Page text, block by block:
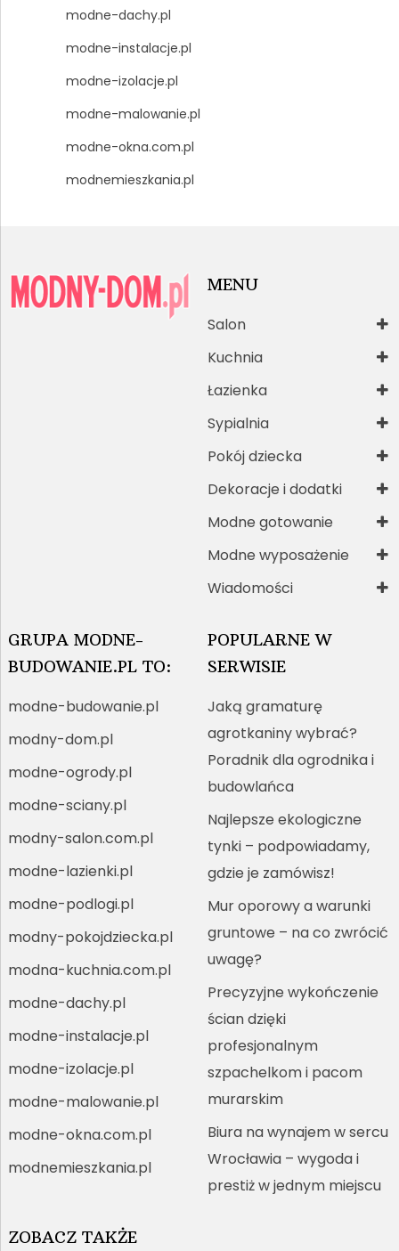
modne-dachy.pl
modne-instalacje.pl
modne-izolacje.pl
modne-malowanie.pl
modne-okna.com.pl
modnemieszkania.pl
MENU
Salon
Kuchnia
Łazienka
Sypialnia
Pokój dziecka
Dekoracje i dodatki
Modne gotowanie
Modne wyposażenie
Wiadomości
GRUPA MODNE-
BUDOWANIE.PL TO:
modne-budowanie.pl
modny-dom.pl
modne-ogrody.pl
modne-sciany.pl
modny-salon.com.pl
modne-lazienki.pl
modne-podlogi.pl
modny-pokojdziecka.pl
modna-kuchnia.com.pl
modne-dachy.pl
modne-instalacje.pl
modne-izolacje.pl
modne-malowanie.pl
modne-okna.com.pl
modnemieszkania.pl
POPULARNE W
SERWISIE
Jaką gramaturę
agrotkaniny wybrać?
Poradnik dla ogrodnika i
budowlańca
Najlepsze ekologiczne
tynki – podpowiadamy,
gdzie je zamówisz!
Mur oporowy a warunki
gruntowe – na co zwrócić
uwagę?
Precyzyjne wykończenie
ścian dzięki
profesjonalnym
szpachelkom i pacom
murarskim
Biura na wynajem w sercu
Wrocławia – wygoda i
prestiż w jednym miejscu
ZOBACZ TAKŻE